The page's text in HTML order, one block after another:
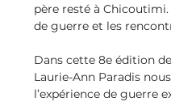
père resté à
de guerre et les
Dans cette 8e édition
Laurie-Ann Paradis
l’expérience de guerre